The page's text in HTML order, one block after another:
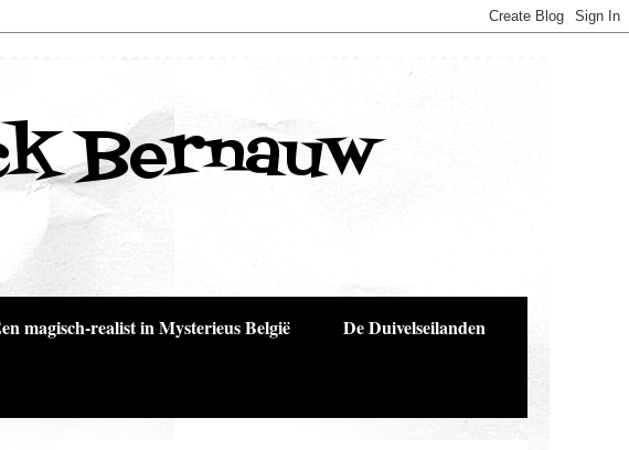
Bernauw
magisch-realist in Mysterieus België De Duivelseilanden